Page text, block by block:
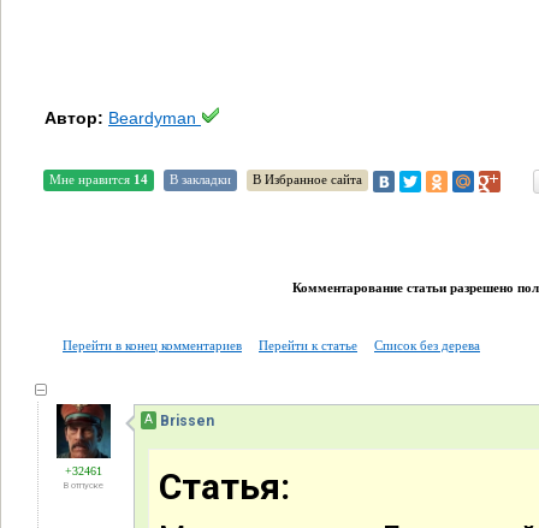
Автор: Beardyman
Мне нравится 14 В закладки В Избранное сайта
Комментарование статьи разрешено
Перейти в конец комментариев Перейти к статье Список без дерева
+32461
В отпуске
А Brissen
Статья: